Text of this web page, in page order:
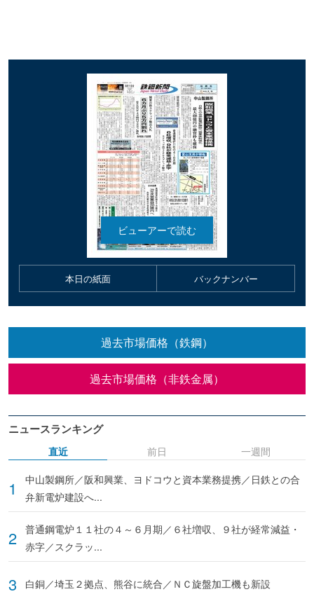
本日の紙面 バックナンバー
過去市場価格（鉄鋼）
過去市場価格（非鉄金属）
ニュースランキング
直近
中山製鋼所／阪和興業、ヨドコウと資本業務提携／日鉄との合
弁新電炉建設へ...
普通鋼電炉１１社の４～６月期／６社増収、９社が経常減益・
赤字／スクラッ...
白銅／埼玉２拠点、熊谷に統合／ＮＣ旋盤加工機も新設
前日 一週間